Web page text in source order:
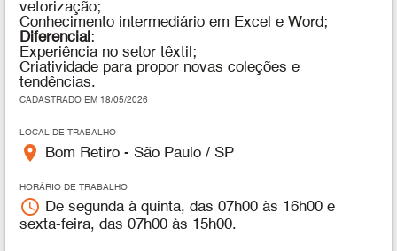
vetorização;
Conhecimento intermediário em Excel e Word;
Diferencial :
Experiência no setor têxtil;
Criatividade para propor novas coleções e
tendências.
CADASTRADO EM 18/05/2026
LOCAL DE TRABALHO
place Bom Retiro - São Paulo / SP
HORÁRIO DE TRABALHO
access_time De segunda à quinta, das 07h00 às 16h00 e
sexta-feira, das 07h00 às 15h00.